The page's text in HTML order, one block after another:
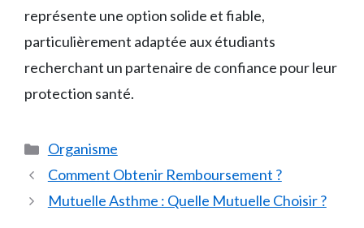
représente une option solide et fiable,
particulièrement adaptée aux étudiants
recherchant un partenaire de confiance pour leur
protection santé.
Catégories
Organisme
Comment Obtenir Remboursement ?
Mutuelle Asthme : Quelle Mutuelle Choisir ?